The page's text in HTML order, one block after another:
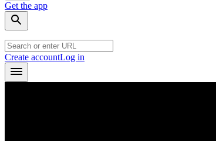
Get the app
Create accountLog in